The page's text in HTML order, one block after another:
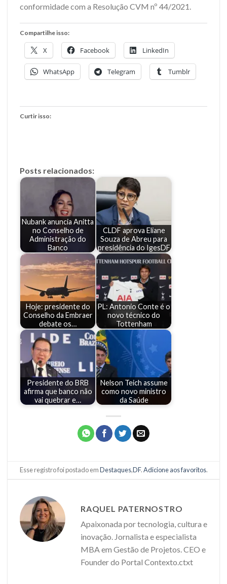
conformidade com a Resolução CVM nº 44/2021.
Compartilhe isso:
X Facebook LinkedIn
WhatsApp Telegram Tumblr
Curtir isso:
Posts relacionados:
Nubank anuncia Anitta
no Conselho de
Administração do
Banco
CLDF aprova Eliane
Souza de Abreu para
presidência do IgesDF
Hoje: presidente do
Conselho da Embraer
debate os…
PL: Antonio Conte é o
novo técnico do
Tottenham
Presidente do BRB
afirma que banco não
vai quebrar e…
Nelson Teich assume
como novo ministro
da Saúde
Esse registro foi postado emDestaques,DF.Adicione aos favoritos.
RAQUEL PATERNOSTRO
Apaixonada por tecnologia, cultura e
inovação. Jornalista e especialista
MBA em Gestão de Projetos. CEO e
Founder do Portal Contexto.ctxt